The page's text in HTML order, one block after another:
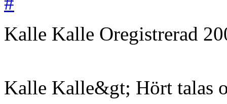
Kalle Kalle Oregistrerad
Kalle Kalle&gt; Hört talas